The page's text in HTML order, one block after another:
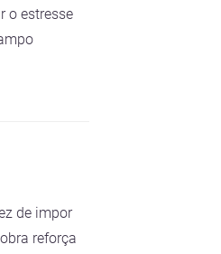
o estresse
de impor
reforça